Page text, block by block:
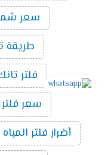
سعر
طريقة
فلتر تانك 5 مراحل
سعر فلتر تانك 5
أضرار فلتر المياه 5 مراحل